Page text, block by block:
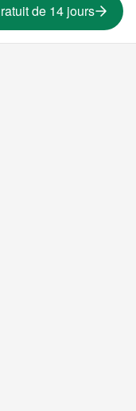
de 14 jours